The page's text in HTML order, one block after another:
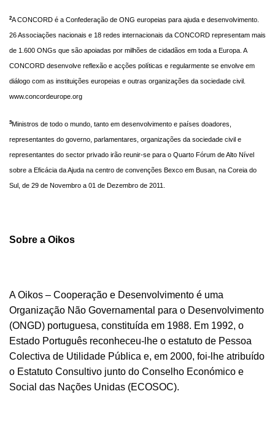
2A CONCORD é a Confederação de ONG europeias para ajuda e desenvolvimento.
26 Associações nacionais e 18 redes internacionais da CONCORD representam mais
de 1.600 ONGs que são apoiadas por milhões de cidadãos em toda a Europa. A
CONCORD desenvolve reflexão e acções políticas e regularmente se envolve em
diálogo com as instituições europeias e outras organizações da sociedade civil.
www.concordeurope.org
3Ministros de todo o mundo, tanto em desenvolvimento e países doadores,
representantes do governo, parlamentares, organizações da sociedade civil e
representantes do sector privado irão reunir-se para o Quarto Fórum de Alto Nível
sobre a Eficácia da Ajuda na centro de convenções Bexco em Busan, na Coreia do
Sul, de 29 de Novembro a 01 de Dezembro de 2011.
Sobre a Oikos
A Oikos – Cooperação e Desenvolvimento é uma
Organização Não Governamental para o Desenvolvimento
(ONGD) portuguesa, constituída em 1988. Em 1992, o
Estado Português reconheceu-lhe o estatuto de Pessoa
Colectiva de Utilidade Pública e, em 2000, foi-lhe atribuído
o Estatuto Consultivo junto do Conselho Económico e
Social das Nações Unidas (ECOSOC).